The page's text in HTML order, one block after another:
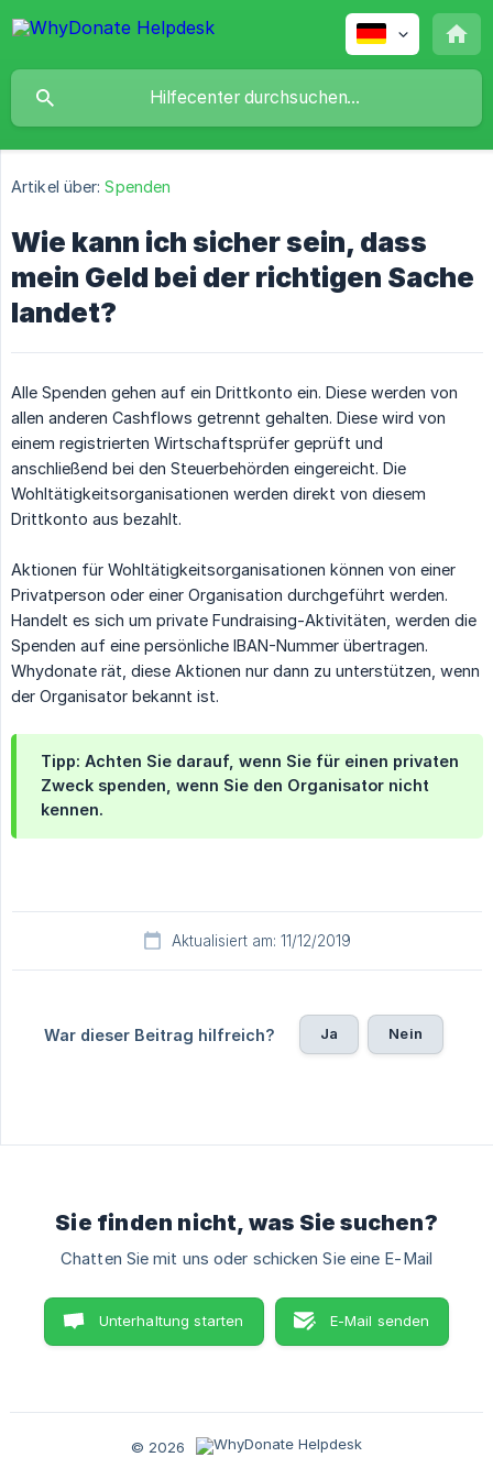
Artikel über: Spenden
Wie kann ich sicher sein, dass
mein Geld bei der richtigen Sache
landet?
Alle Spenden gehen auf ein Drittkonto ein. Diese werden von
allen anderen Cashflows getrennt gehalten. Diese wird von
einem registrierten Wirtschaftsprüfer geprüft und
anschließend bei den Steuerbehörden eingereicht. Die
Wohltätigkeitsorganisationen werden direkt von diesem
Drittkonto aus bezahlt.
Aktionen für Wohltätigkeitsorganisationen können von einer
Privatperson oder einer Organisation durchgeführt werden.
Handelt es sich um private Fundraising-Aktivitäten, werden die
Spenden auf eine persönliche IBAN-Nummer übertragen.
Whydonate rät, diese Aktionen nur dann zu unterstützen, wenn
der Organisator bekannt ist.
Tipp: Achten Sie darauf, wenn Sie für einen privaten
Zweck spenden, wenn Sie den Organisator nicht
kennen.
Aktualisiert am: 11/12/2019
War dieser Beitrag hilfreich? Ja Nein
Sie finden nicht, was Sie suchen?
Chatten Sie mit uns oder schicken Sie eine E-Mail
Unterhaltung starten E-Mail senden
© 2026